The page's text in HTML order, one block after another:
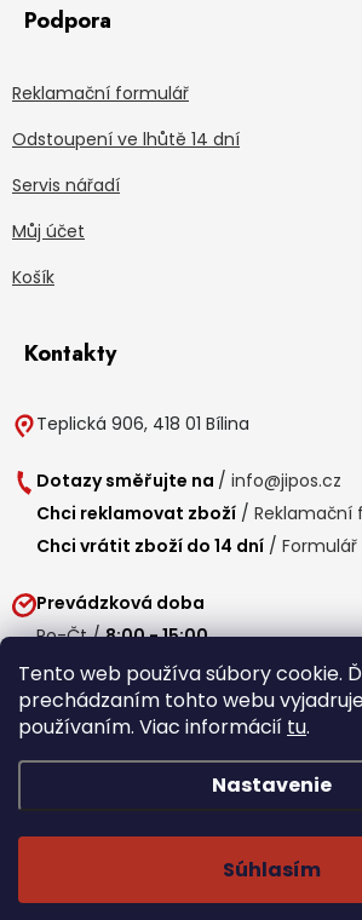
Tento web používa súbory cookie.
prechádzaním tohto webu
používaním. Viac informácií tu.
Nastavenie
Súhlasím
Podpora
Reklamační formulář
Odstoupení ve lhůtě 14 dní
Servis nářadí
Můj účet
Košík
Kontakty
Teplická 906, 418 01 Bílina
Dotazy směřujte na / info@jipos.cz
Chci reklamovat zboží / Reklamační
Chci vrátit zboží do 14 dní /
Prevádzková doba
Po-Čt /8:00 - 15:00
Pá / 7:30 - 14:30
Obedňajšia prestávka /11:00 - 11:30
Běží na Shoptet Premium/
Copyright 2026
cookies